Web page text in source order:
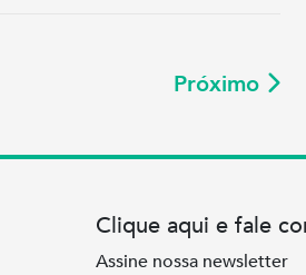
Próximo
Clique aqui e fale
Assine nossa newsletter